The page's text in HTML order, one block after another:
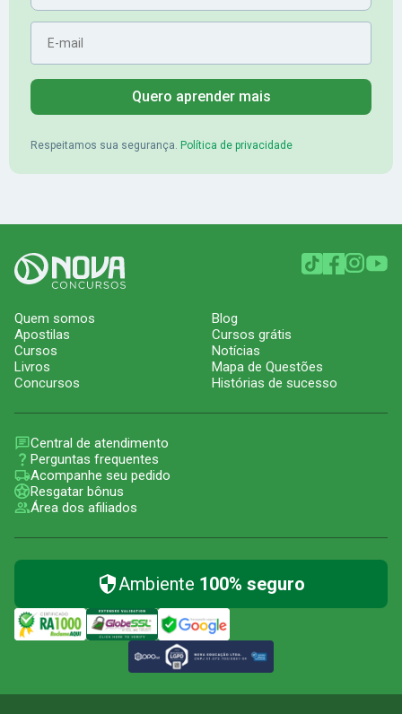
E-mail
Quero aprender mais
Respeitamos sua segurança. Política de privacidade
Quem somos
Apostilas
Cursos
Livros
Concursos
Blog
Cursos grátis
Notícias
Mapa de Questões
Histórias de sucesso
Central de atendimento
Perguntas frequentes
Acompanhe seu pedido
Resgatar bônus
Área dos afiliados
Ambiente 100% seguro